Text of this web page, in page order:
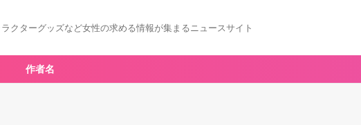
クターグッズなど女性の求める情報が集まるニュースサイト
作者名